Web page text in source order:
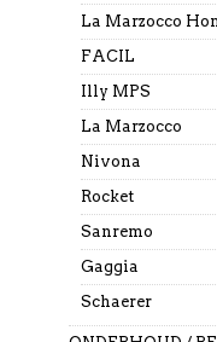
La Marzocco
FACIL
Illy MPS
La Marzocco
Nivona
Rocket
Sanremo
Gaggia
Schaerer